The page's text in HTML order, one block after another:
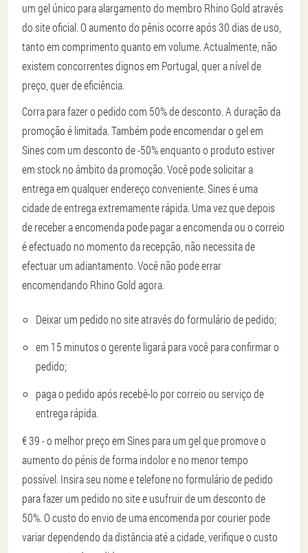
um gel único para alargamento do membro Rhino Gold através
do site oficial. O aumento do pênis ocorre após 30 dias de uso,
tanto em comprimento quanto em volume. Actualmente, não
existem concorrentes dignos em Portugal, quer a nível de
preço, quer de eficiência.
Corra para fazer o pedido com 50% de desconto. A duração da
promoção é limitada. Também pode encomendar o gel em
Sines com um desconto de -50% enquanto o produto estiver
em stock no âmbito da promoção. Você pode solicitar a
entrega em qualquer endereço conveniente. Sines é uma
cidade de entrega extremamente rápida. Uma vez que depois
de receber a encomenda pode pagar a encomenda ou o correio
é efectuado no momento da recepção, não necessita de
efectuar um adiantamento. Você não pode errar
encomendando Rhino Gold agora.
Deixar um pedido no site através do formulário de pedido;
em 15 minutos o gerente ligará para você para confirmar o
pedido;
paga o pedido após recebê-lo por correio ou serviço de
entrega rápida.
€ 39 - o melhor preço em Sines para um gel que promove o
aumento do pénis de forma indolor e no menor tempo
possível. Insira seu nome e telefone no formulário de pedido
para fazer um pedido no site e usufruir de um desconto de
50%. O custo do envio de uma encomenda por courier pode
variar dependendo da distância até a cidade, verifique o custo